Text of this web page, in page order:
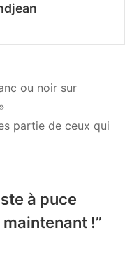
!
ou noir sur
partie de ceux qui
à puce
!”